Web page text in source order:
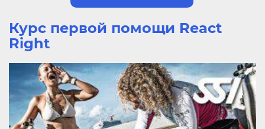
Курс первой помощи React
Right